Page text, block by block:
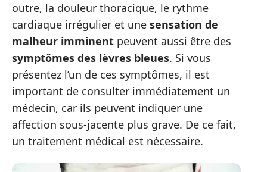
outre, la douleur thoracique, le rythme
cardiaque irrégulier et une sensation de
malheur imminent peuvent aussi être des
symptômes des lèvres bleues. Si vous
présentez l’un de ces symptômes, il est
important de consulter immédiatement un
médecin, car ils peuvent indiquer une
affection sous-jacente plus grave. De ce fait,
un traitement médical est nécessaire.